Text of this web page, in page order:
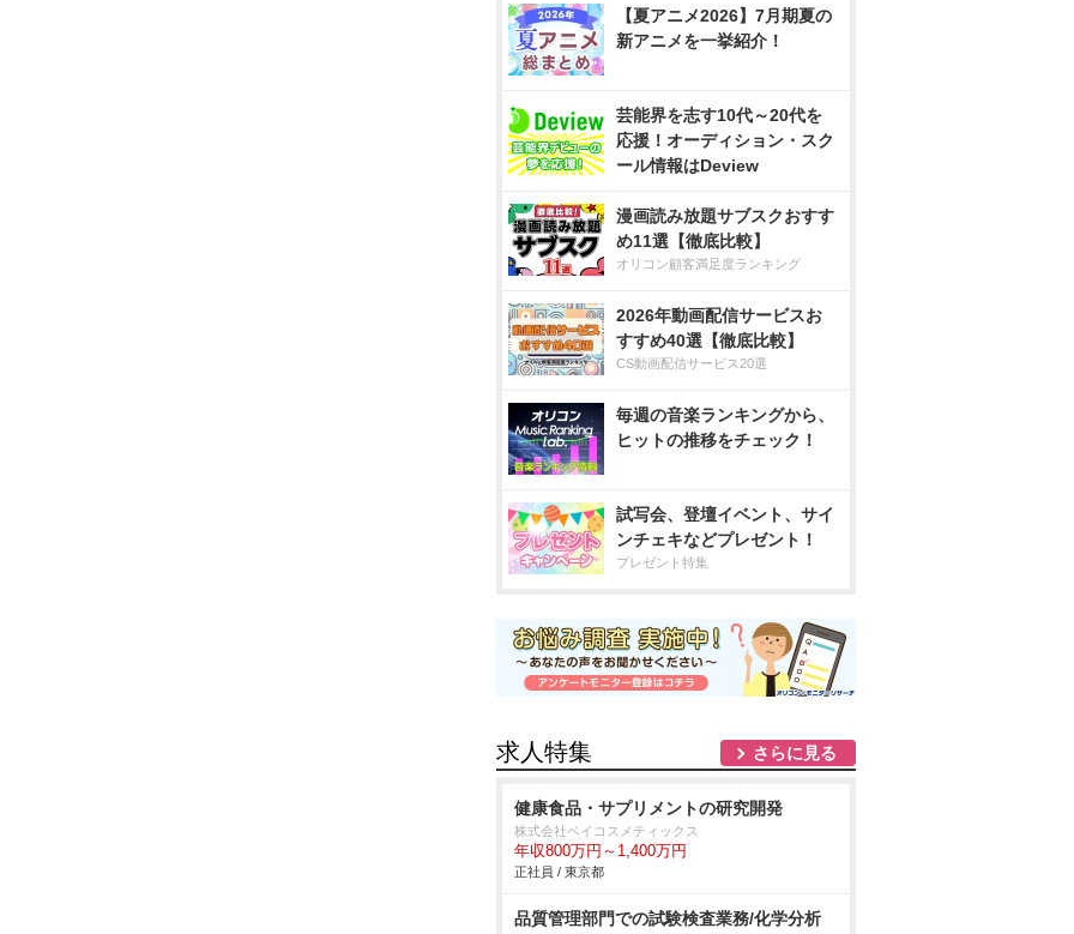
【夏アニメ2026】7月期夏の
新アニメを一挙紹介！
芸能界を志す10代～20代を
応援！オーディション・スク
ール情報はDeview
漫画読み放題サブスクおすす
め11選【徹底比較】
オリコン顧客満足度ランキング
2026年動画配信サービスお
すすめ40選【徹底比較】
CS動画配信サービス20選
毎週の音楽ランキングから、
ヒットの推移をチェック！
試写会、登壇イベント、サイ
ンチェキなどプレゼント！
プレゼント特集
求人特集 さらに見る
健康食品・サプリメントの研究開発
株式会社ベイコスメティックス
年収800万円～1,400万円
正社員 / 東京都
品質管理部門での試験検査業務/化学分析